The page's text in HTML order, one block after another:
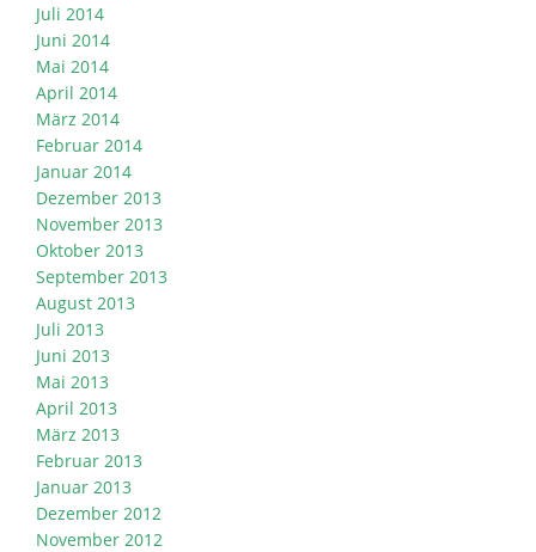
Juli 2014
Juni 2014
Mai 2014
April 2014
März 2014
Februar 2014
Januar 2014
Dezember 2013
November 2013
Oktober 2013
September 2013
August 2013
Juli 2013
Juni 2013
Mai 2013
April 2013
März 2013
Februar 2013
Januar 2013
Dezember 2012
November 2012